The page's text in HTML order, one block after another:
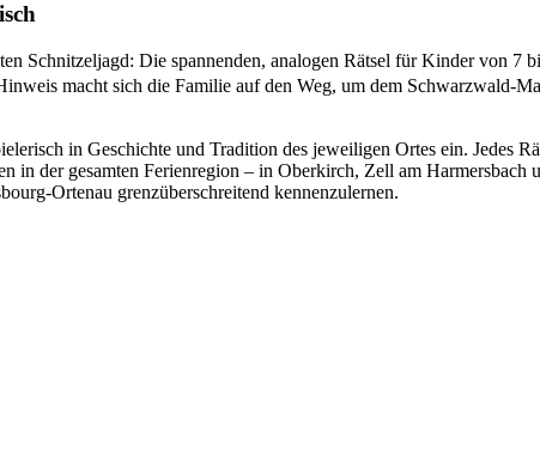
Schnitzeljagd: Die spannenden, analogen Rätsel für Kinder von 7
macht sich die Familie auf den Weg, um dem Schwarzwald-
in Geschichte und Tradition des jeweiligen Ortes ein. Jedes
der gesamten Ferienregion – in Oberkirch, Zell am Harmersbach
Ortenau grenzüberschreitend kennenzulernen.